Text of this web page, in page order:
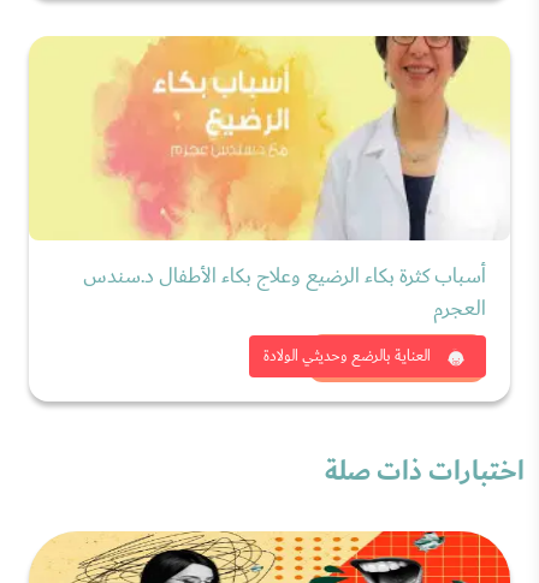
العناية بالرضع وحديثي الولادة
أسباب كثرة بكاء الرضيع وعلاج بكاء الأطفال د.سندس
العجرم
شاهد الان
اختبارات ذات صلة